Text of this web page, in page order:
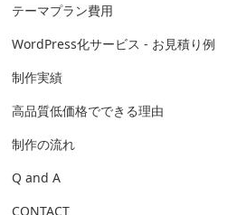
テーマプラン費用
WordPress化サービス - お見積り例
制作実績
高品質低価格でできる理由
制作の流れ
Q and A
CONTACT